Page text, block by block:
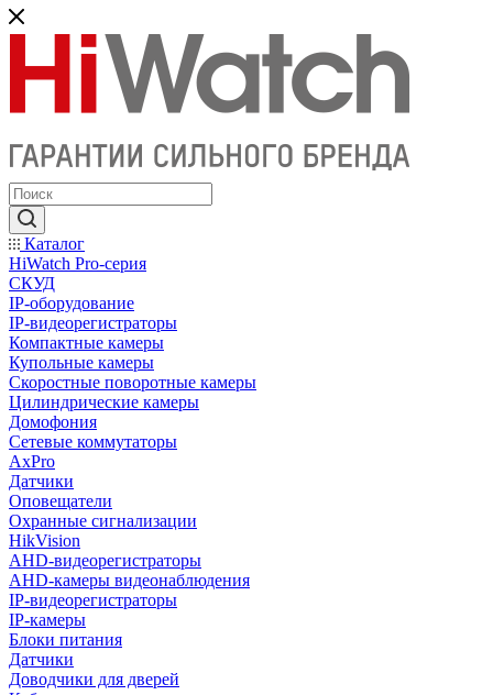
Каталог
HiWatch Pro-серия
CКУД
IP-оборудование
IP-видеорегистраторы
Компактные камеры
Купольные камеры
Скоростные поворотные камеры
Цилиндрические камеры
Домофония
Сетевые коммутаторы
AxPro
Датчики
Оповещатели
Охранные сигнализации
HikVision
AHD-видеорегистраторы
AHD-камеры видеонаблюдения
IP-видеорегистраторы
IP-камеры
Блоки питания
Датчики
Доводчики для дверей